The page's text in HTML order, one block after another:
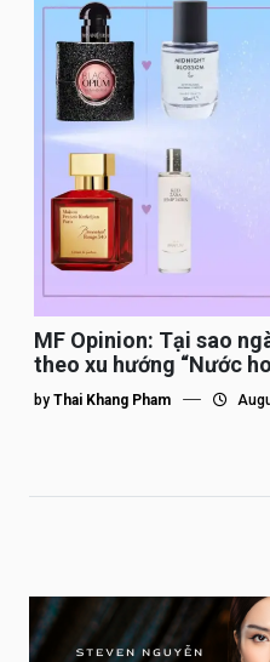
MF Opinion: Tại sao
theo xu hướng “Nước
by Thai Khang Pham